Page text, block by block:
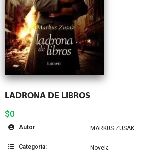
LADRONA DE LIBROS
$0
Autor: MARKUS ZUSAK
Categoría: Novela